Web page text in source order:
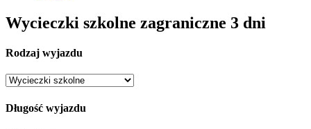
Wycieczki szkolne zagraniczne 3 dni
Rodzaj wyjazdu
Długość wyjazdu